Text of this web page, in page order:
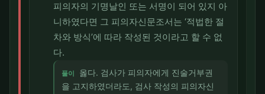
피의자의 기명날인 또는 서명이 되어 있지 아
니하였다면 그 피의자신문조서는 ‘적법한 절
차와 방식’에 따라 작성된 것이라고 할 수 없
다.
풀이
옳다. 검사가 피의자에게 진술거부권
을 고지하였더라도, 검사 작성의 피의자신